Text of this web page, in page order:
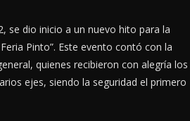
se dio inicio a un nuevo hito para la
Pinto”. Este evento contó con la
quienes recibieron con alegría los
ejes, siendo la seguridad el primero